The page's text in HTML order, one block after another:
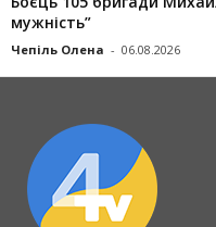
мужність”
Чепіль Олена - 06.08.2026